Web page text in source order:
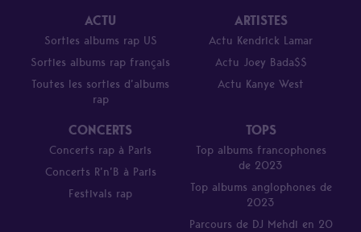
ACTU
Sorties albums rap US
Sorties albums rap français
Toutes les sorties d’albums
rap
ARTISTES
Actu Kendrick Lamar
Actu Joey Bada$$
Actu Kanye West
CONCERTS
Concerts rap à Paris
Concerts R’n’B à Paris
Festivals rap
TOPS
Top albums francophones
de 2023
Top albums anglophones de
2023
Parcours de DJ Mehdi en 20